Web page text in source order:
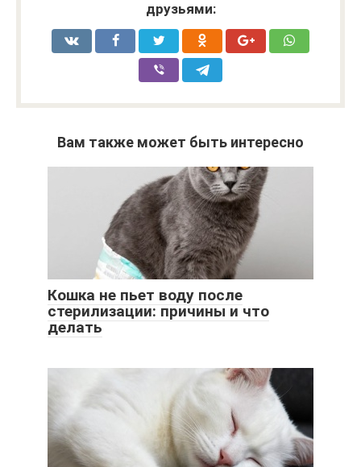
друзьями:
Вам также может быть интересно
Кошка не пьет воду после
стерилизации: причины и что
делать